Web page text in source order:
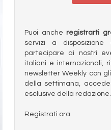
Puoi anche registrarti
servizi a
partecipare ai nostri
italiani e internazionali,
newsletter Weekly con
della settimana,
esclusive della redazione.
Registrati ora.